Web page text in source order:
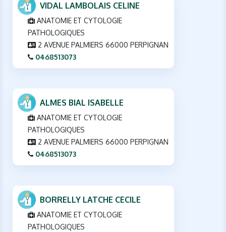
VIDAL LAMBOLAIS CELINE
ANATOMIE ET CYTOLOGIE
PATHOLOGIQUES
2 AVENUE PALMIERS 66000 PERPIGNAN
0468513073
ALMES BIAL ISABELLE
ANATOMIE ET CYTOLOGIE
PATHOLOGIQUES
2 AVENUE PALMIERS 66000 PERPIGNAN
0468513073
BORRELLY LATCHE CECILE
ANATOMIE ET CYTOLOGIE
PATHOLOGIQUES